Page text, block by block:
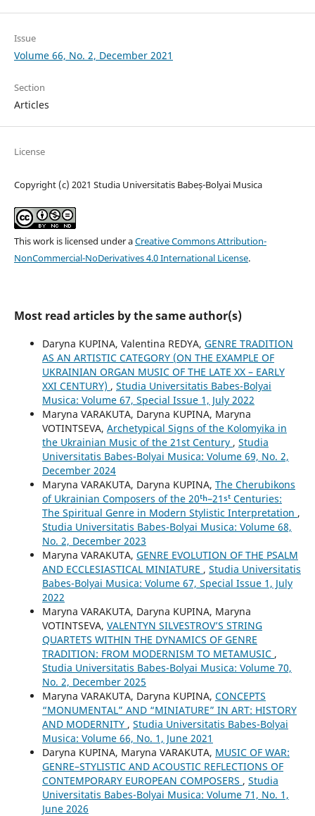
Issue
Volume 66, No. 2, December 2021
Section
Articles
License
Copyright (c) 2021 Studia Universitatis Babeș-Bolyai Musica
This work is licensed under aCreative Commons Attribution-
NonCommercial-NoDerivatives 4.0 International License.
Most read articles by the same author(s)
Daryna KUPINA, Valentina REDYA, GENRE TRADITION
AS AN ARTISTIC CATEGORY (ON THE EXAMPLE OF
UKRAINIAN ORGAN MUSIC OF THE LATE XX – EARLY
XXI CENTURY) , Studia Universitatis Babes-Bolyai
Musica: Volume 67, Special Issue 1, July 2022
Maryna VARAKUTA, Daryna KUPINA, Maryna
VOTINTSEVA, Archetypical Signs of the Kolomyika in
the Ukrainian Music of the 21st Century , Studia
Universitatis Babes-Bolyai Musica: Volume 69, No. 2,
December 2024
Maryna VARAKUTA, Daryna KUPINA, The Cherubikons
of Ukrainian Composers of the 20ᵗʰ–21ˢᵗ Centuries:
The Spiritual Genre in Modern Stylistic Interpretation ,
Studia Universitatis Babes-Bolyai Musica: Volume 68,
No. 2, December 2023
Maryna VARAKUTA, GENRE EVOLUTION OF THE PSALM
AND ECCLESIASTICAL MINIATURE , Studia Universitatis
Babes-Bolyai Musica: Volume 67, Special Issue 1, July
2022
Maryna VARAKUTA, Daryna KUPINA, Maryna
VOTINTSEVA, VALENTYN SILVESTROV’S STRING
QUARTETS WITHIN THE DYNAMICS OF GENRE
TRADITION: FROM MODERNISM TO METAMUSIC ,
Studia Universitatis Babes-Bolyai Musica: Volume 70,
No. 2, December 2025
Maryna VARAKUTA, Daryna KUPINA, CONCEPTS
“MONUMENTAL” AND “MINIATURE” IN ART: HISTORY
AND MODERNITY , Studia Universitatis Babes-Bolyai
Musica: Volume 66, No. 1, June 2021
Daryna KUPINA, Maryna VARAKUTA, MUSIC OF WAR:
GENRE–STYLISTIC AND ACOUSTIC REFLECTIONS OF
CONTEMPORARY EUROPEAN COMPOSERS , Studia
Universitatis Babes-Bolyai Musica: Volume 71, No. 1,
June 2026